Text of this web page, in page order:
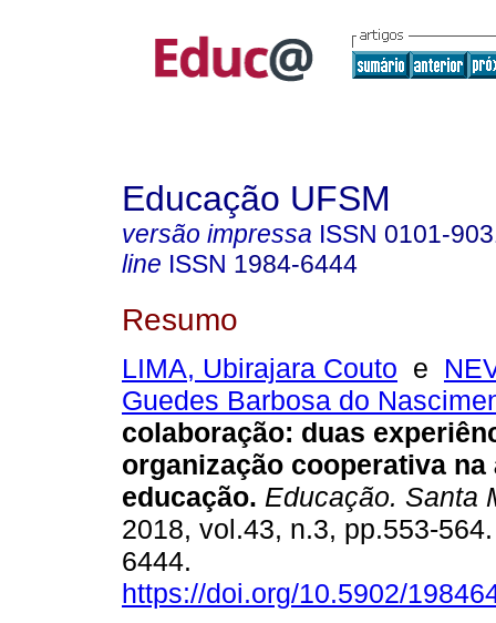
Educação UFSM
versão impressa ISSN 0101-
line ISSN 1984-6444
Resumo
LIMA, Ubirajara Couto e
Guedes Barbosa do
colaboração: duas
organização cooperativa na
educação. Educação. Santa
2018, vol.43, n.3, pp.553-
6444.
https://doi.org/10.5902/